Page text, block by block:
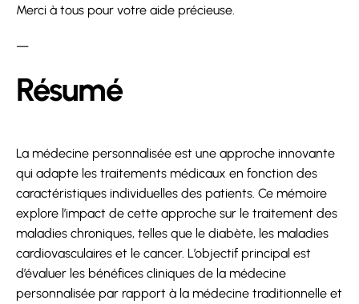
Merci à tous pour votre aide précieuse.
—
Résumé
La médecine personnalisée est une approche innovante
qui adapte les traitements médicaux en fonction des
caractéristiques individuelles des patients. Ce mémoire
explore l’impact de cette approche sur le traitement des
maladies chroniques, telles que le diabète, les maladies
cardiovasculaires et le cancer. L’objectif principal est
d’évaluer les bénéfices cliniques de la médecine
personnalisée par rapport à la médecine traditionnelle et